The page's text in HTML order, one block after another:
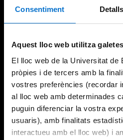
Consentiment Detalls
Aquest lloc web utilitza galetes
El lloc web de la Universitat de
pròpies i de tercers amb la
vostres preferències (recordar
al lloc web amb determinades
puguin diferenciar la vostra
usuaris), amb finalitats
interactueu amb el lloc web) i